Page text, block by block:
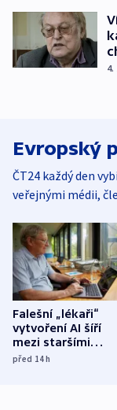
4.
Evropský
ČT24 každý den
veřejnými médii,
Falešní „lékaři“
vytvoření AI šíří
mezi staršími
Poláky
před 14h